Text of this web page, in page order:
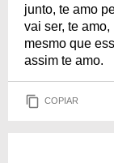
junto, te amo
vai ser, te
mesmo que
assim te amo.
COPIAR